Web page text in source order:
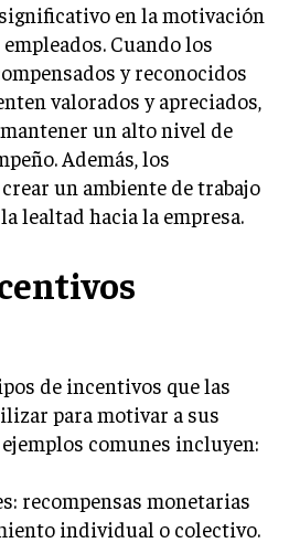
MERCADO
FINANCIEROS
en la motivación
Cuando los
​​y reconocidos
valorados y apreciados,
un alto nivel de
Además, los
un ambiente de trabajo
lealtad hacia la empresa.
de incentivos que las
para motivar a sus
comunes incluyen:
recompensas monetarias
individual o colectivo.